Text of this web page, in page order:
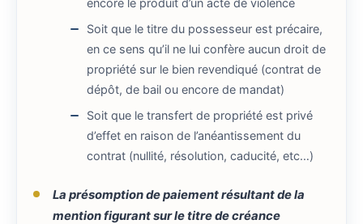
encore le produit d’un acte de violence
Soit que le titre du possesseur est précaire,
en ce sens qu’il ne lui confère aucun droit de
propriété sur le bien revendiqué (contrat de
dépôt, de bail ou encore de mandat)
Soit que le transfert de propriété est privé
d’effet en raison de l’anéantissement du
contrat (nullité, résolution, caducité, etc…)
La présomption de paiement résultant de la
mention figurant sur le titre de créance